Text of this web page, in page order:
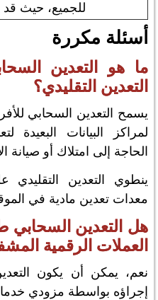
للجميع، حيث قد
أسئلة مكررة
ما هو التعدين
التعدين التقليدي؟
يسمح التعدين السحابي
لمراكز البيانات البعيدة
الحاجة إلى امتلاك أو صيانة
ينطوي التعدين
معدات تعدين مادية في
هل التعدين
العملات الرقمية
نعم، يمكن أن يكون
إجراؤه بواسطة مزودي